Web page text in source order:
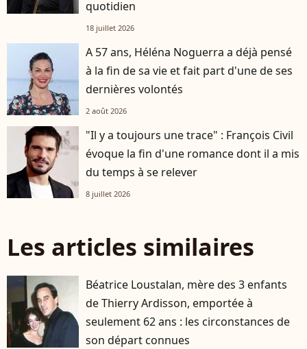
quotidien
18 juillet 2026
A 57 ans, Héléna Noguerra a déjà pensé
à la fin de sa vie et fait part d'une de ses
dernières volontés
2 août 2026
"Il y a toujours une trace" : François Civil
évoque la fin d'une romance dont il a mis
du temps à se relever
8 juillet 2026
Les articles similaires
Béatrice Loustalan, mère des 3 enfants
de Thierry Ardisson, emportée à
seulement 62 ans : les circonstances de
son départ connues